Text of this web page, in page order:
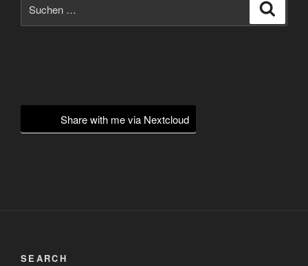
nach:
Share with me via Nextcloud
SEARCH